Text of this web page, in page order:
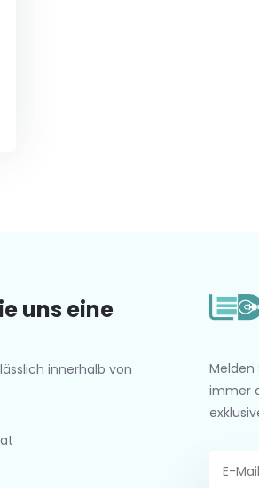
uns eine
innerhalb von
Melden
immer